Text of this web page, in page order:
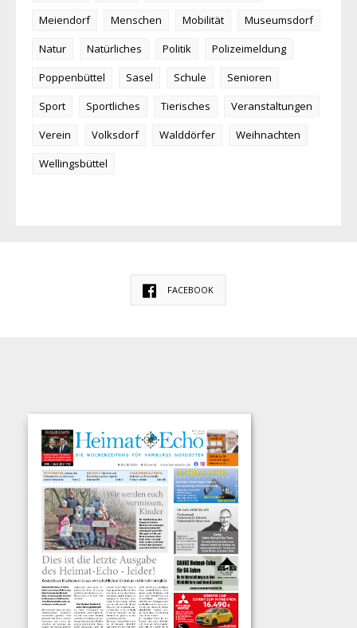
Meiendorf
Menschen Mobilität
Museumsdorf
Natur
Natürliches Politik
Polizeimeldung
Poppenbüttel
Sasel Schule
Senioren
Sport
Sportliches Tierisches
Veranstaltungen
Verein
Volksdorf Walddörfer
Weihnachten
Wellingsbüttel
FACEBOOK